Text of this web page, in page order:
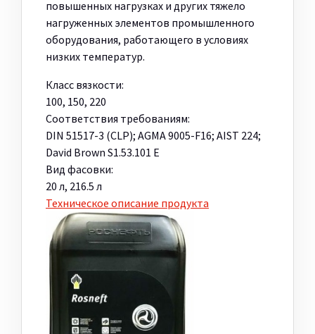
повышенных нагрузках и других тяжело
нагруженных элементов промышленного
оборудования, работающего в условиях
низких температур.
Класс вязкости:
100, 150, 220
Соответствия требованиям:
DIN 51517-3 (CLP); AGMA 9005-F16; AIST 224;
David Brown S1.53.101 E
Вид фасовки:
20 л, 216.5 л
Техническое описание продукта